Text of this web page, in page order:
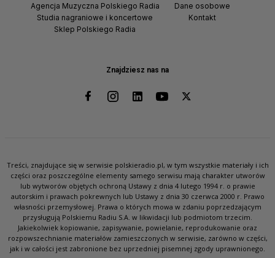
Znajdziesz nas na
Agencja Muzyczna Polskiego Radia
Studia nagraniowe i koncertowe
Sklep Polskiego Radia
Dane osobowe
Kontakt
Treści, znajdujące się w serwisie polskieradio.pl, w tym wszystkie materiały i ich
części oraz poszczególne elementy samego serwisu mają charakter utworów
lub wytworów objętych ochroną Ustawy z dnia 4 lutego 1994 r. o prawie
autorskim i prawach pokrewnych lub Ustawy z dnia 30 czerwca 2000 r. Prawo
własności przemysłowej. Prawa o których mowa w zdaniu poprzedzającym
przysługują Polskiemu Radiu S.A. w likwidacji lub podmiotom trzecim.
Jakiekolwiek kopiowanie, zapisywanie, powielanie, reprodukowanie oraz
rozpowszechnianie materiałów zamieszczonych w serwisie, zarówno w części,
jak i w całości jest zabronione bez uprzedniej pisemnej zgody uprawnionego.